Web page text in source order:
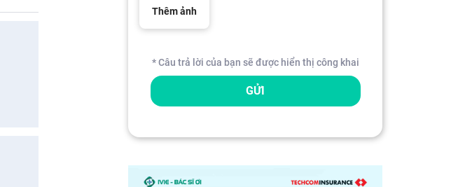
Thêm ảnh
* Câu trả lời của bạn sẽ được hiển thị công khai
GỬI